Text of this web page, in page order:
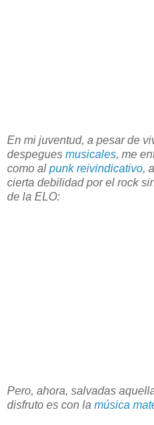
En mi juventud, a pesar de
despegues musicales, me
como al punk reivindicativo,
cierta debilidad por el rock
de la ELO:
Pero, ahora, salvadas
disfruto es con la música